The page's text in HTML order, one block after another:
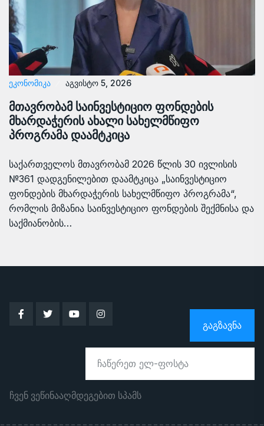
ᲔᲙᲝᲜᲝᲛᲘᲙᲐ აგვისტო 5, 2026
მთავრობამ საინვესტიციო ფონდების
მხარდაჭერის ახალი სახელმწიფო
პროგრამა დაამტკიცა
საქართველოს მთავრობამ 2026 წლის 30 ივლისის
№361 დადგენილებით დაამტკიცა „საინვესტიციო
ფონდების მხარდაჭერის სახელმწიფო პროგრამა“,
რომლის მიზანია საინვესტიციო ფონდების შექმნისა და
საქმიანობის…
ᲒᲐᲒᲖᲐᲕᲜᲐ
ჩვენ ვეწინააღმდეგებით სპამს